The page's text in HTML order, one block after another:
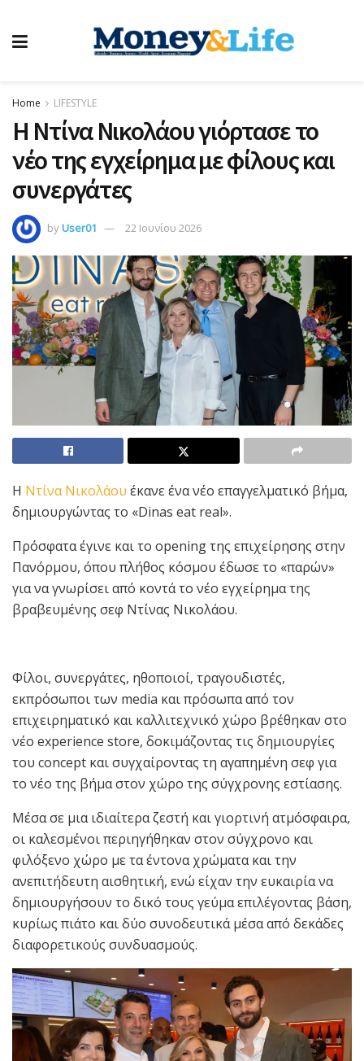
Home LIFESTYLE
Η Ντίνα Νικολάου γιόρτασε το
νέο της εγχείρημα με φίλους και
συνεργάτες
byUser01 22 Ιουνίου 2026
Η Ντίνα Νικολάου έκανε ένα νέο επαγγελματικό βήμα,
δημιουργώντας το «Dinas eat real».
Πρόσφατα έγινε και το opening της επιχείρησης στην
Πανόρμου, όπου πλήθος κόσμου έδωσε το «παρών»
για να γνωρίσει από κοντά το νέο εγχείρημα της
βραβευμένης σεφ Ντίνας Νικολάου.
Φίλοι, συνεργάτες, ηθοποιοί, τραγουδιστές,
εκπρόσωποι των media και πρόσωπα από τον
επιχειρηματικό και καλλιτεχνικό χώρο βρέθηκαν στο
νέο experience store, δοκιμάζοντας τις δημιουργίες
του concept και συγχαίροντας τη αγαπημένη σεφ για
το νέο της βήμα στον χώρο της σύγχρονης εστίασης.
Μέσα σε μια ιδιαίτερα ζεστή και γιορτινή ατμόσφαιρα,
οι καλεσμένοι περιηγήθηκαν στον σύγχρονο και
φιλόξενο χώρο με τα έντονα χρώματα και την
ανεπιτήδευτη αισθητική, ενώ είχαν την ευκαιρία να
δημιουργήσουν το δικό τους γεύμα επιλέγοντας βάση,
κυρίως πιάτο και δύο συνοδευτικά μέσα από δεκάδες
διαφορετικούς συνδυασμούς.